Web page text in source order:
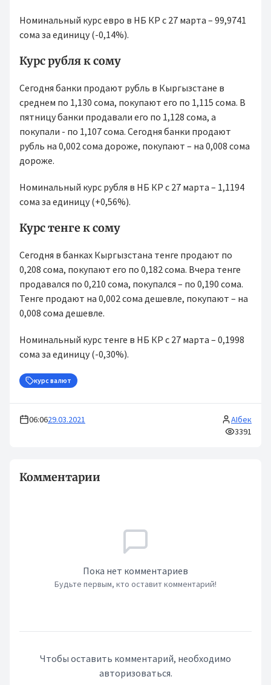
Номинальный курс евро в НБ КР с 27 марта – 99,9741
сома за единицу (-0,14%).
Курс рубля к сому
Сегодня банки продают рубль в Кыргызстане в
среднем по 1,130 сома, покупают его по 1,115 сома. В
пятницу банки продавали его по 1,128 сома, а
покупали - по 1,107 сома. Сегодня банки продают
рубль на 0,002 сома дороже, покупают – на 0,008 сома
дороже.
Номинальный курс рубля в НБ КР с 27 марта – 1,1194
сома за единицу (+0,56%).
Курс тенге к сому
Сегодня в банках Кыргызстана тенге продают по
0,208 сома, покупают его по 0,182 сома. Вчера тенге
продавался по 0,210 сома, покупался – по 0,190 сома.
Тенге продают на 0,002 сома дешевле, покупают – на
0,008 сома дешевле.
Номинальный курс тенге в НБ КР с 27 марта – 0,1998
сома за единицу (-0,30%).
курс валют
06:0629.03.2021
AIбек
3391
Комментарии
Пока нет комментариев
Будьте первым, кто оставит комментарий!
Чтобы оставить комментарий, необходимо
авторизоваться.